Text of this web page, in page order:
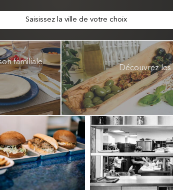
Saisissez la ville de votre choix
familiale
Découvrez